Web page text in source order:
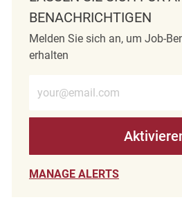
BENACHRICHTIGEN
Melden Sie sich an, um Job-
erhalten
MANAGE ALERTS